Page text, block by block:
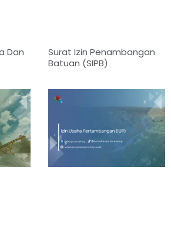
Dan
Surat Izin Penambangan
Batuan (SIPB)